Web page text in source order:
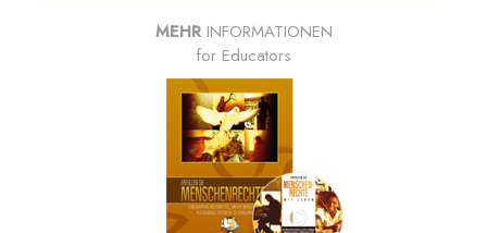
MEHR INFORMATIONEN
for Educators